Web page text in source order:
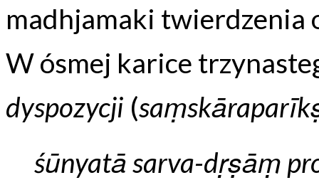
madhjamaki twierdzenia
W ósmej karice
dyspozycji (
śūnyatā sarva-dṛṣāṃ